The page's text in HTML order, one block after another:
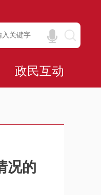
政民互动
况的